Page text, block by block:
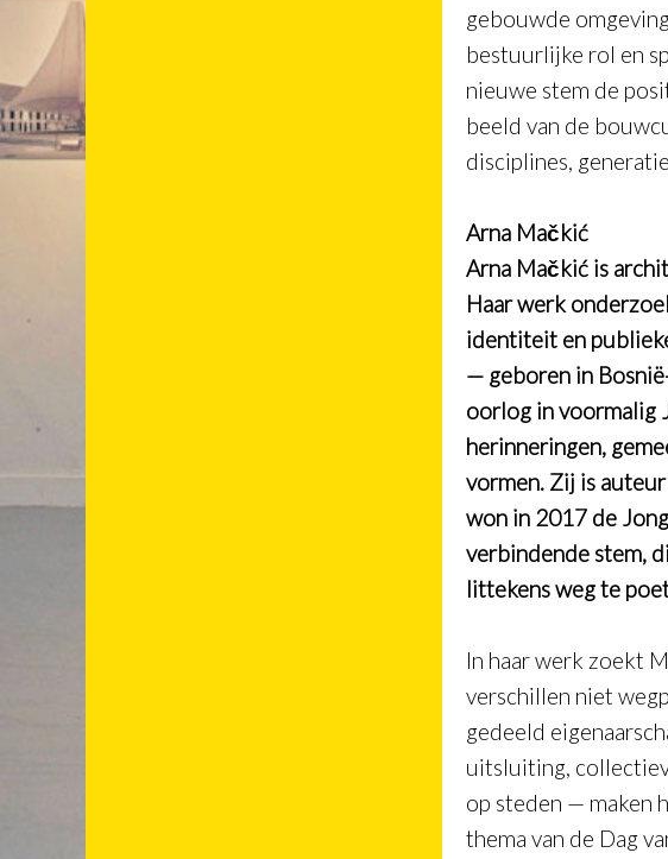
gebouwde
bestuurlijke rol en
nieuwe stem de
beeld van de
disciplines,
Arna Mačkić
Arna Mačkić is
Haar werk
identiteit en
— geboren in
oorlog in voormalig
herinneringen,
vormen. Zij is auteur
won in 2017 de
verbindende stem,
littekens weg te
In haar werk zoekt
verschillen niet
gedeeld
uitsluiting,
op steden — maken
thema van de Dag